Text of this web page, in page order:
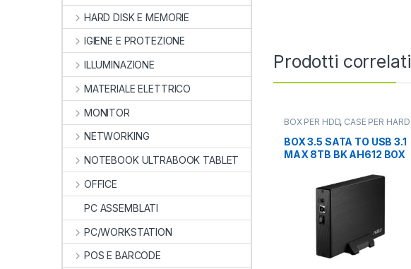
Prodotti correlati
BOX PER HDD, CASE PER HARD
BOX 3.5 SATA TO USB 3.1
MAX 8TB BK AH612 BOX
HARD DISK E MEMORIE
IGIENE E PROTEZIONE
ILLUMINAZIONE
MATERIALE ELETTRICO
MONITOR
NETWORKING
NOTEBOOK ULTRABOOK TABLET
OFFICE
PC ASSEMBLATI
PC/WORKSTATION
POS E BARCODE